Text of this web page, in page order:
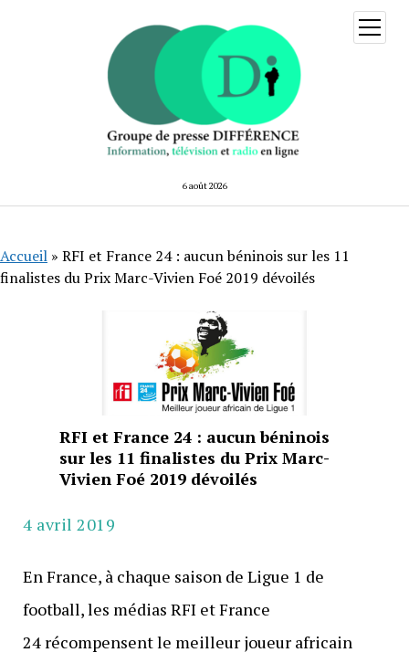
6 août 2026
ouvrir
menu
Accueil » RFI et France 24 : aucun béninois sur les 11
finalistes du Prix Marc-Vivien Foé 2019 dévoilés
RFI et France 24 : aucun béninois
sur les 11 finalistes du Prix Marc-
Vivien Foé 2019 dévoilés
4 avril 2019
En France, à chaque saison de Ligue 1 de
football, les médias RFI et France
24 récompensent le meilleur joueur africain